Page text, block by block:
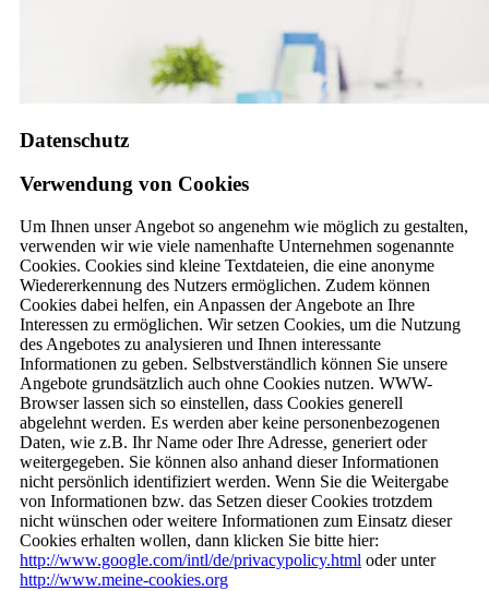
Datenschutz
Verwendung von Cookies
Um Ihnen unser Angebot so angenehm wie möglich zu gestalten,
verwenden wir wie viele namenhafte Unternehmen sogenannte
Cookies. Cookies sind kleine Textdateien, die eine anonyme
Wiedererkennung des Nutzers ermöglichen. Zudem können
Cookies dabei helfen, ein Anpassen der Angebote an Ihre
Interessen zu ermöglichen. Wir setzen Cookies, um die Nutzung
des Angebotes zu analysieren und Ihnen interessante
Informationen zu geben. Selbstverständlich können Sie unsere
Angebote grundsätzlich auch ohne Cookies nutzen. WWW-
Browser lassen sich so einstellen, dass Cookies generell
abgelehnt werden. Es werden aber keine personenbezogenen
Daten, wie z.B. Ihr Name oder Ihre Adresse, generiert oder
weitergegeben. Sie können also anhand dieser Informationen
nicht persönlich identifiziert werden. Wenn Sie die Weitergabe
von Informationen bzw. das Setzen dieser Cookies trotzdem
nicht wünschen oder weitere Informationen zum Einsatz dieser
Cookies erhalten wollen, dann klicken Sie bitte hier:
http://www.google.com/intl/de/privacypolicy.html oder unter
http://www.meine-cookies.org